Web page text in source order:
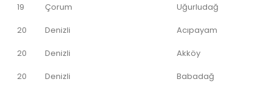
19
Çorum
Uğurludağ
20
Denizli
Acıpayam
20
Denizli
Akköy
20
Denizli
Babadağ